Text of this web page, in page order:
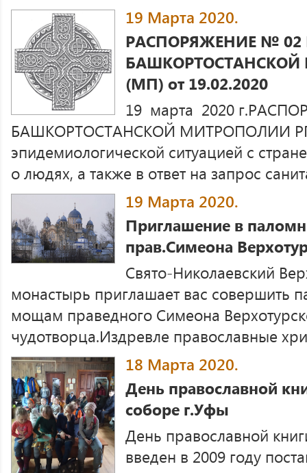
19 Марта 2020.
РАСПОРЯЖЕНИЕ № 02
(МП) от 19.02.2020
19 марта 2020
БАШКОРТОСТАНСКОЙ МИТРОПОЛИИ
эпидемиологической ситуацией с
о людях, а также в ответ на запрос
19 Марта 2020.
Приглашение в
прав.Симеона
Свято-Николаевский
монастырь приглашает вас совершить
мощам праведного Симеона
чудотворца.Издревле православные
18 Марта 2020.
День православной
соборе г.Уфы
День православной
введен в 2009 году